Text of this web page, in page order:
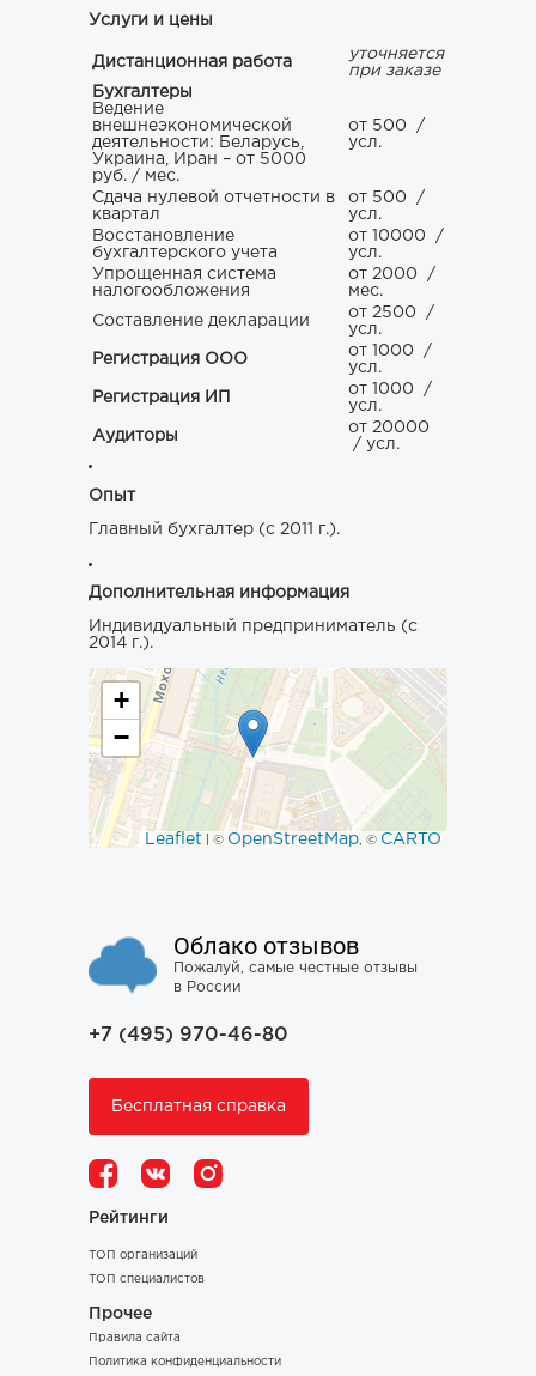
Услуги и цены
Дистанционная работа
уточняется
при заказе
Бухгалтеры
Ведение
внешнеэкономической
деятельности: Беларусь,
Украина, Иран – от 5000
руб. / мес.
от 500
/
усл.
Сдача нулевой отчетности в
квартал
от 500
/
усл.
Восстановление
бухгалтерского учета
от 10000
/
усл.
Упрощенная система
налогообложения
от 2000
/
мес.
Составление декларации
от 2500
/
усл.
Регистрация ООО
от 1000
/
усл.
Регистрация ИП
от 1000
/
усл.
Аудиторы
от 20000
/ усл.
Опыт
Главный бухгалтер (с 2011 г.).
Дополнительная информация
Индивидуальный предприниматель (с
2014 г.).
+
−
Leaflet | © OpenStreetMap, © CARTO
Облако отзывов
Пожалуй, самые честные отзывы
в России
+7 (495) 970-46-80
Бесплатная справка
Рейтинги
ТОП организаций
ТОП специалистов
Прочее
Правила сайта
Политика конфиденциальности